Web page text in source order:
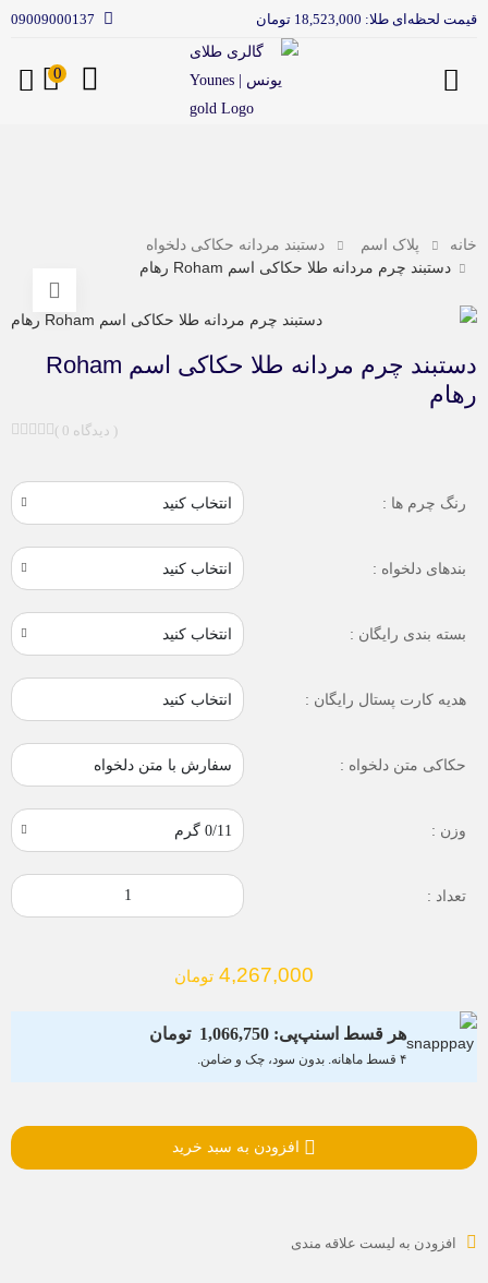
قیمت لحظه‌ای طلا: 18,523,000 تومان 09009000137
0
خانه پلاک اسم دستبند مردانه حکاکی دلخواه
دستبند چرم مردانه طلا حکاکی اسم Roham رهام
دستبند چرم مردانه طلا حکاکی اسم Roham
رهام
( 0 دیدگاه )
رنگ چرم ها :
بندهای دلخواه :
بسته بندی رایگان :
هدیه کارت پستال رایگان : انتخاب کنید
حکاکی متن دلخواه : سفارش با متن دلخواه
وزن :
تعداد :
4,267,000 تومان
هر قسط اسنپ‌پی: 1,066,750 تومان
۴ قسط ماهانه. بدون سود، چک و ضامن.
افزودن به سبد خرید
افزودن به لیست علاقه مندی